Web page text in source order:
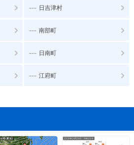
--- 日吉津村
--- 南部町
--- 日南町
--- 江府町